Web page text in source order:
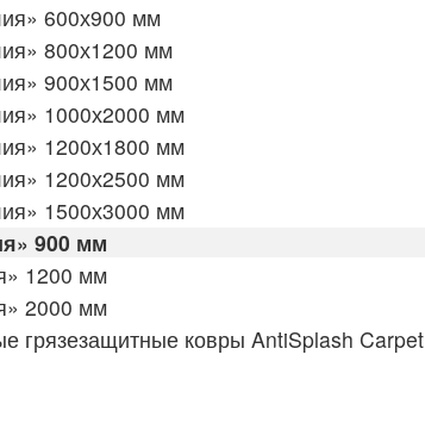
600х900 мм
800х1200 мм
900х1500 мм
1000х2000 мм
1200х1800 мм
1200х2500 мм
1500х3000 мм
900 мм
1200 мм
2000 мм
грязезащитные ковры AntiSplash Carpet